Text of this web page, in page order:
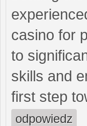
casino for
to
skills and
first step
odpowiedz